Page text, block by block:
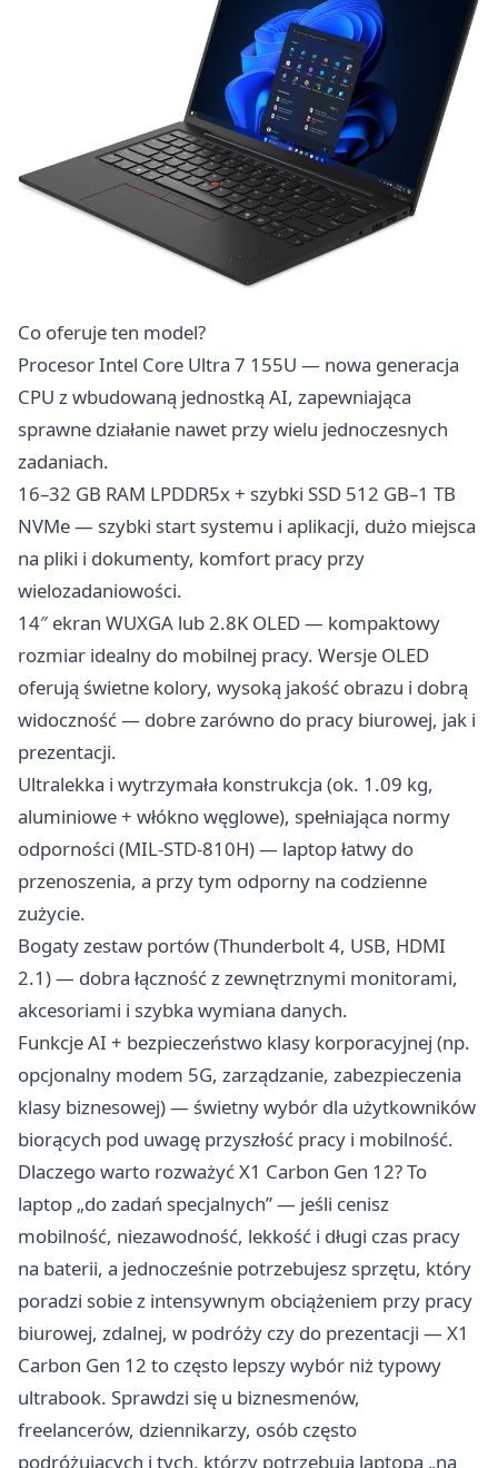
Co oferuje ten model?
Procesor Intel Core Ultra 7 155U — nowa generacja
CPU z wbudowaną jednostką AI, zapewniająca
sprawne działanie nawet przy wielu jednoczesnych
zadaniach.
16–32 GB RAM LPDDR5x + szybki SSD 512 GB–1 TB
NVMe — szybki start systemu i aplikacji, dużo miejsca
na pliki i dokumenty, komfort pracy przy
wielozadaniowości.
14″ ekran WUXGA lub 2.8K OLED — kompaktowy
rozmiar idealny do mobilnej pracy. Wersje OLED
oferują świetne kolory, wysoką jakość obrazu i dobrą
widoczność — dobre zarówno do pracy biurowej, jak i
prezentacji.
Ultralekka i wytrzymała konstrukcja (ok. 1.09 kg,
aluminiowe + włókno węglowe), spełniająca normy
odporności (MIL-STD-810H) — laptop łatwy do
przenoszenia, a przy tym odporny na codzienne
zużycie.
Bogaty zestaw portów (Thunderbolt 4, USB, HDMI
2.1) — dobra łączność z zewnętrznymi monitorami,
akcesoriami i szybka wymiana danych.
Funkcje AI + bezpieczeństwo klasy korporacyjnej (np.
opcjonalny modem 5G, zarządzanie, zabezpieczenia
klasy biznesowej) — świetny wybór dla użytkowników
biorących pod uwagę przyszłość pracy i mobilność.
Dlaczego warto rozważyć X1 Carbon Gen 12? To
laptop „do zadań specjalnych” — jeśli cenisz
mobilność, niezawodność, lekkość i długi czas pracy
na baterii, a jednocześnie potrzebujesz sprzętu, który
poradzi sobie z intensywnym obciążeniem przy pracy
biurowej, zdalnej, w podróży czy do prezentacji — X1
Carbon Gen 12 to często lepszy wybór niż typowy
ultrabook. Sprawdzi się u biznesmenów,
freelancerów, dziennikarzy, osób często
podróżujących i tych, którzy potrzebują laptopa „na